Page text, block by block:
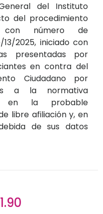
del Instituto
del procedimiento
con número de
2025, iniciado con
presentadas por
en contra del
Ciudadano por
a la normativa
en la probable
libre afiliación y, en
de sus datos